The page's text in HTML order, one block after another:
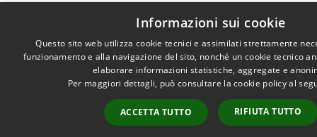
Informazioni sui cookie
Questo sito web utilizza cookie tecnici e assimilati strettamente
funzionamento e alla navigazione del sito, nonché un cookie tecnico
elaborare informazioni statistiche, aggregate e
Per maggiori dettagli, può consultare la cookie policy al
ACCETTA TUTTO RIFIUTA TUTTO